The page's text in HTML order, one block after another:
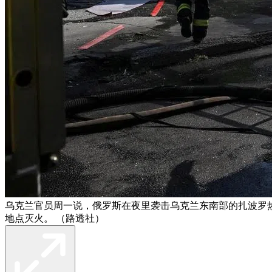
乌克兰官员周一说，俄罗斯在夜里袭击乌克兰东南部的扎波
地点灭火。 （路透社）